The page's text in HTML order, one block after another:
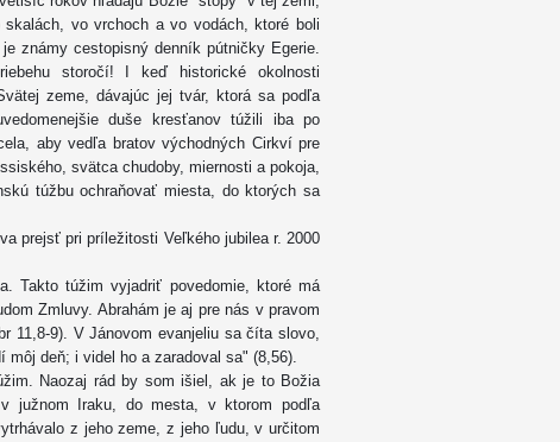
vo vrchoch a vo vodách, ktoré boli
známy cestopisný denník pútničky Egerie.
storočí! I keď historické okolnosti
zeme, dávajúc jej tvár, ktorá sa podľa
duše kresťanov túžili iba po
aby vedľa bratov východných Cirkví pre
svätca chudoby, miernosti a pokoja,
túžbu ochraňovať miesta, do ktorých sa
prejsť pri príležitosti Veľkého jubilea r. 2000
Takto túžim vyjadriť povedomie, ktoré má
Zmluvy. Abrahám je aj pre nás v pravom
11,8-9). V Jánovom evanjeliu sa číta slovo,
deň; i videl ho a zaradoval sa" (8,56).
Naozaj rád by som išiel, ak je to Božia
južnom Iraku, do mesta, v ktorom podľa
z jeho zeme, z jeho ľudu, v určitom